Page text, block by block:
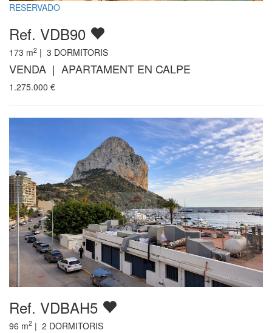
RESERVADO
Ref. VDB90
173 m2 | 3 DORMITORIS
VENDA | APARTAMENT EN CALPE
1.275.000 €
Ref. VDBAH5
96 m2 | 2 DORMITORIS